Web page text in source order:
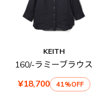
KEITH
160/-ラミーブラウス
¥18,700
41%OFF